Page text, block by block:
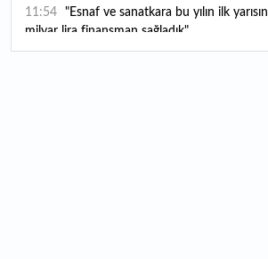
11:54
milyar lira finansman sağladık"